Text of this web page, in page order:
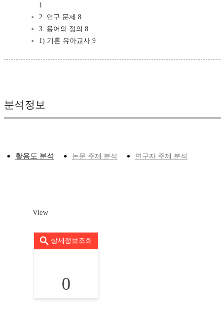
1
2. 연구 문제 8
3. 용어의 정의 8
1) 기혼 유아교사 9
분석정보
활용도 분석 논문 주제 분석 연구자 주제 분석
View
상세정보조회
0